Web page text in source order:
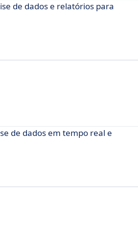
de dados e relatórios para
de dados em tempo real e